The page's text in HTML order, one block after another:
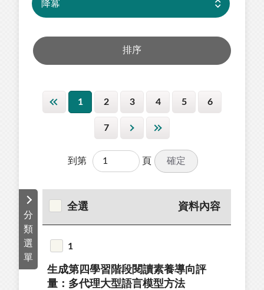
1 2 3 4 5 6
7
到第 頁 確定
分
類
選
單
全選 資料內容
1
生成第四學習階段閱讀素養導向評
量：多代理大型語言模型方法